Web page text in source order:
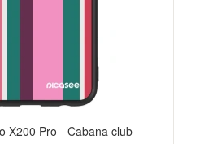
X200 Pro - Cabana club